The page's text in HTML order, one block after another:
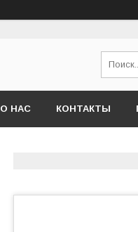
О НАС КОНТАКТЫ